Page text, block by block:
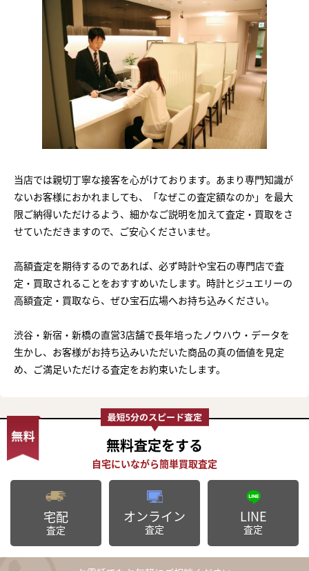
当店では親切丁寧な接客を心がけております。あまり専門知識が
ないお客様におかれましても、「なぜこの査定額なのか」を最大
限ご納得いただけるよう、細かなご説明を加えて査定・買取をさ
せていただきますので、ご安心くださいませ。
高額査定を期待するのであれば、必ず時計や宝石の専門店で査
定・買取されることをおすすめいたします。時計とジュエリーの
高額査定・買取なら、ぜひ宝石広場へお持ち込みください。
渋谷・新宿・新橋の直営3店舗で長年培ったノウハウ・データを
生かし、お客様がお持ち込みいただいた商品の真の価値を見定
め、ご満足いただける査定をお約束いたします。
無料査定をする
宅配
査定
オンライン
査定
LINE
査定